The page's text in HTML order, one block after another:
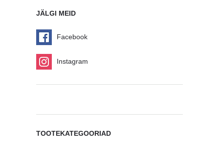
JÄLGI MEID
Facebook
Instagram
TOOTEKATEGOORIAD